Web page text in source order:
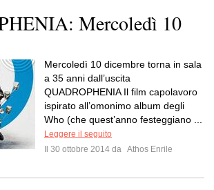
Mercoledì 10
Mercoledì 10 dicembre torna in sala
a 35 anni dall’uscita
QUADROPHENIA Il film capolavoro
ispirato all’omonimo album degli
Who (che quest’anno festeggiano ...
Leggere il seguito
Il 30 ottobre 2014 da Athos Enrile